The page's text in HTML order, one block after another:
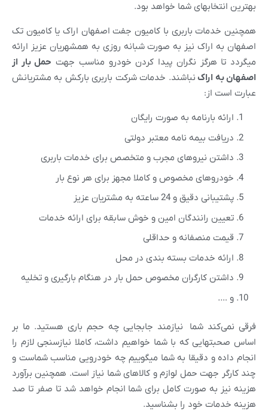
بهترین انتخابهای شما خواهد بود.
همچنین خدمات باربری با کامیون جفت اصفهان اراک یا کامیون تک
اصفهان به اراک نیز به صورت شبانه روزی به همشهریان عزیز ارائه
میگردد تا هرگز نگران پیدا کردن خودرو مناسب جهت حمل بار از
اصفهان به اراک نباشند. خدمات شرکت باربری بارکش به مشتریانش
عبارت است از:
ارائه بارنامه به صورت رایگان
دریافت بیمه نامه معتبر دولتی
داشتن نیروهای مجرب و متخصص برای خدمات باربری
خودروهای مخصوص و کاملا مجهز برای هر نوع بار
پشتیبانی دقیق و 24 ساعته به مشتریان عزیز
تعیین رانندگان امین و خوش سابقه برای ارائه خدمات
قیمت منصفانه و حداقلی
ارائه خدمات بسته بندی در محل
داشتن کارگران مخصوص حمل بار در هنگام بارگیری و تخلیه
و ….
فرقی نمی‌کند شما نیازمند جابجایی چه حجم باری هستید. ما بر
اساس صحبتهایی که با شما خواهیم داشت، کاملا نیازسنجی لازم را
انجام داده و دقیقا به شما میگوییم چه خودرویی مناسب شماست و
چند کارگر جهت حمل لوازم و کالاهای شما نیاز است. همچنین برآورد
هزینه نیز به صورت کامل برای شما انجام خواهد شد تا صفر تا صد
هزینه خدمات خود را بشناسید.